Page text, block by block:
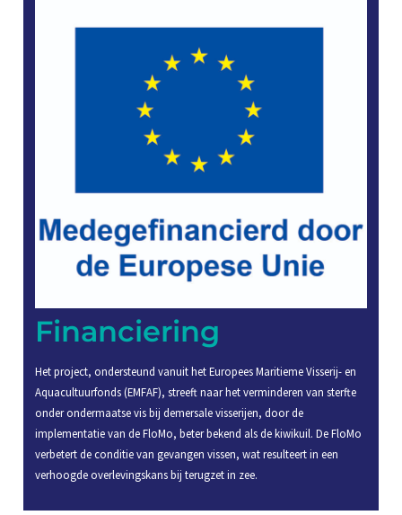
Financiering
Het project, ondersteund vanuit het Europees Maritieme Visserij- en
Aquacultuurfonds (EMFAF), streeft naar het verminderen van sterfte
onder ondermaatse vis bij demersale visserijen, door de
implementatie van de FloMo, beter bekend als de kiwikuil. De FloMo
verbetert de conditie van gevangen vissen, wat resulteert in een
verhoogde overlevingskans bij terugzet in zee.